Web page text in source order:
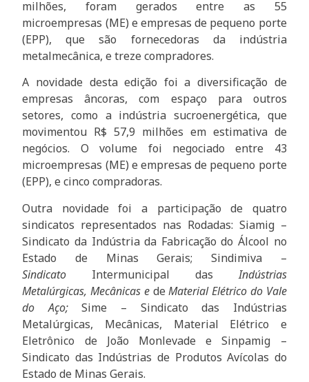
milhões, foram gerados entre as 55
microempresas (ME) e empresas de pequeno porte
(EPP), que são fornecedoras da indústria
metalmecânica, e treze compradores.
A novidade desta edição foi a diversificação de
empresas âncoras, com espaço para outros
setores, como a indústria sucroenergética, que
movimentou R$ 57,9 milhões em estimativa de
negócios. O volume foi negociado entre 43
microempresas (ME) e empresas de pequeno porte
(EPP), e cinco compradoras.
Outra novidade foi a participação de quatro
sindicatos representados nas Rodadas: Siamig –
Sindicato da Indústria da Fabricação do Álcool no
Estado de Minas Gerais;
Sindimiva –
Sindicato Intermunicipal dasIndústrias
Metalúrgicas, Mecânicas e deMaterial Elétrico do Vale
do Aço;Sime – Sindicato das Indústrias
Metalúrgicas, Mecânicas, Material Elétrico e
Eletrônico de João Monlevade e Sinpamig
–
Sindicato das Indústrias de Produtos Avícolas do
Estado de Minas Gerais.